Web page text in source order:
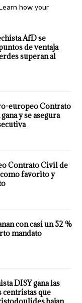
how your
AfD se
de ventaja
superan al
europeo Contrato
y se asegura
Contrato Civil de
favorito y
con casi un 52 %
mandato
DISY gana las
que